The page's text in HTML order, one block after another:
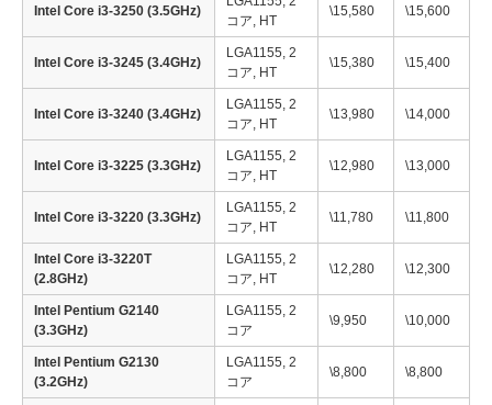
Intel Core i3-3250 (3.5GHz)
コア, HT
\15,580 \15,600
Intel Core i3-3245 (3.4GHz)
LGA1155, 2
コア, HT
\15,380 \15,400
Intel Core i3-3240 (3.4GHz)
LGA1155, 2
コア, HT
\13,980 \14,000
Intel Core i3-3225 (3.3GHz)
LGA1155, 2
コア, HT
\12,980 \13,000
Intel Core i3-3220 (3.3GHz)
LGA1155, 2
コア, HT
\11,780 \11,800
Intel Core i3-3220T
(2.8GHz)
LGA1155, 2
コア, HT
\12,280 \12,300
Intel Pentium G2140
(3.3GHz)
LGA1155, 2
コア
\9,950 \10,000
Intel Pentium G2130
(3.2GHz)
LGA1155, 2
コア
\8,800 \8,800